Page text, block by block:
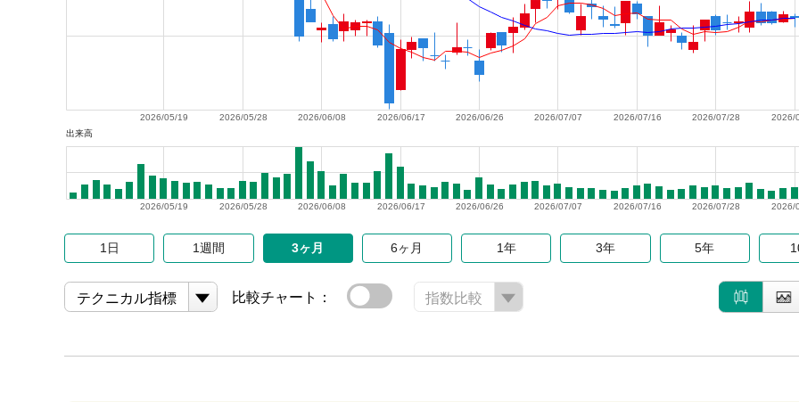
2026/
2026/07/28
2026/07/16
2026/07/07
2026/06/26
2026/06/17
2026/06/08
2026/05/28
2026/05/19
出来高
2026/
2026/07/28
2026/07/16
2026/07/07
2026/06/26
2026/06/17
2026/06/08
2026/05/28
2026/05/19
1日 1週間 3ヶ月 6ヶ月 1年 3年 5年
テクニカル指標 比較チャート： 指数比較